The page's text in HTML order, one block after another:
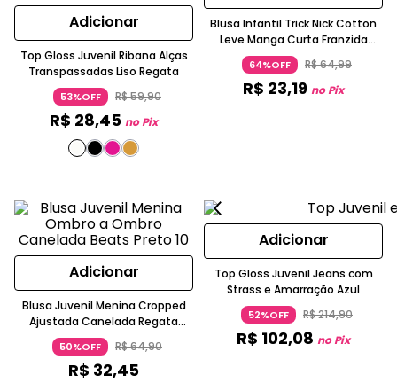
Adicionar
Top Gloss Juvenil Ribana Alças
Transpassadas Liso Regata
53%OFF R$59,90
R$ 28,45 no Pix
Blusa Infantil Trick Nick Cotton
Leve Manga Curta Franzida
Branco
64%OFF R$64,99
R$ 23,19 no Pix
Adicionar
Blusa Juvenil Menina Cropped
Ajustada Canelada Regata
Chumbo
50%OFF R$64,90
R$ 32,45
Adicionar
Top Gloss Juvenil Jeans com
Strass e Amarração Azul
52%OFF R$214,90
R$ 102,08 no Pix